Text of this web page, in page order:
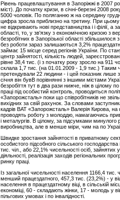
Рівень працевлаштування в Запоріжжі в 2007
міст). До початку кризи, в січні-березні 2008
5000 чоловік. По поляганню ж на середину
цифра зросла приблизно на третину. При цьому
не відкривають нові представництва і і філії,
області, то, у зв'язку з економічною кризою з
безробітних в Запорізької області
без роботи зараз залишаються 3,2%
займає 15 місце серед регіонів України. По
центр зайнятості, кількість людей,
рівне 38,4 тис. (і з початку року зросло на 911
склала 1,7 тис. (на 01.01.2009 - 1,9 тис.) Таким
претендували 22 людини - і цей показник лише
січня він бувВ порівнянні з іншими містами
безробіття тут в два рази нижче, ніж в цілому
праці під особистий контроль, проводиться
«Запорожсталь» поки що співробітників не
вихідних за свій рахунок. За словами
кадрів ВАТ «Запорожсталь» Валерія Кирова, на
проводять роботу з молоддю, намагаючись
і металургів. В цілому, за підсумками минулого
виробництва, але в менше міри, чим на по
Швидке зростання зайнятості в приватному
особистого підсобного сільського
тис. чіл., або 22,1% чисельності осіб, зайнятих
діяльності, реалізація заходів регіональних
ринку праці.
Із загальної чисельності населення 1166,4
менший працездатного, 457,3 тис. (23,2%) - у
населення в працездатному віці, в сільській
економіці, 60 - складають жінки, 17 - молодь у
пільгових умовах і по інвалідності.